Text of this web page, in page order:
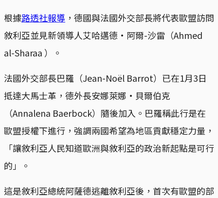
根據路透社報導 ，德國與法國外交部長將代表歐盟訪問
敘利亞並見新領導人艾哈邁德·阿爾-沙雷（Ahmed
al-Sharaa ）。
法國外交部長巴羅（Jean-Noël Barrot）已在1月3日
抵達大馬士革，德外長安娜萊娜·貝爾伯克
（Annalena Baerbock）隨後加入。巴羅稱此行是在
歐盟授權下進行，強調兩國希望為地區貢獻穩定力量，
「讓敘利亞人民知道歐洲與敘利亞的政治新起點是可行
的」。
這是敘利亞總統阿薩德逃離敘利亞後，首次有歐盟的部